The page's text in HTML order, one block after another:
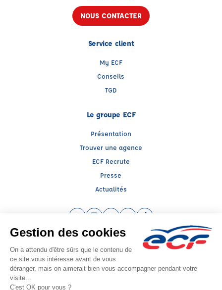
NOUS CONTACTER
Service client
My ECF
Conseils
TGD
Le groupe ECF
Présentation
Trouver une agence
ECF Recrute
Presse
Actualités
Instagram (nouvelle fenêtre)
LinkedIn (nouvelle fenêtre)
YouTube (nouvelle fenêtre)
TikTok (nouvelle
Raison sociale : AUTO ECOLE CAT - Capital social: 5000€
SIREN: 531665024 - Numéro de TVA intracommunautaire: FR 28 531665024
Agrément n°E1308000070
Siège social : 46 Bis, Rue Saint Médard , ROYE (80700) - Représentant légal :